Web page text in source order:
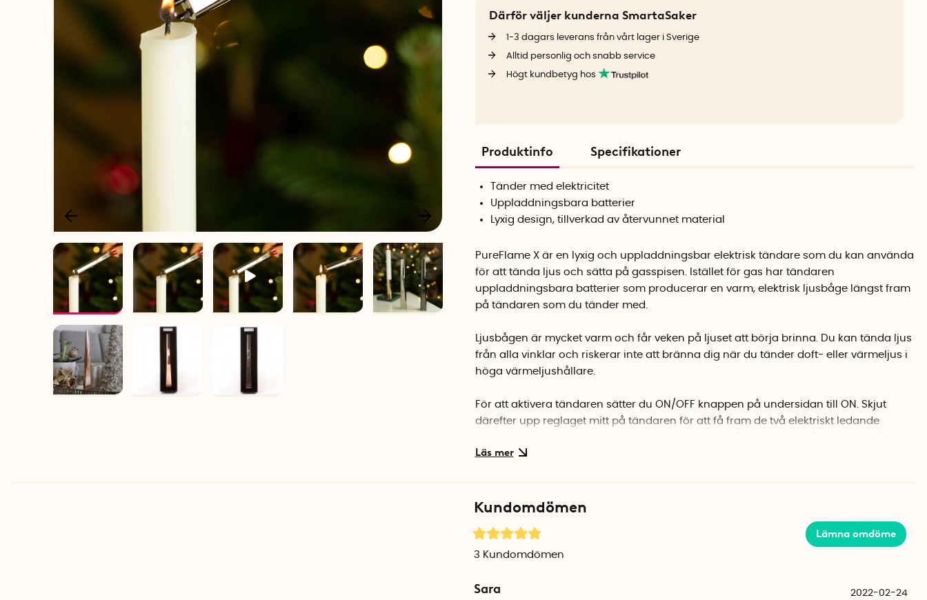
Därför väljer kunderna SmartaSaker
1-3 dagars leverans från vårt lager i Sverige
Alltid personlig och snabb service
Högt kundbetyg hos
Produktinfo Specifikationer
Tänder med elektricitet
Uppladdningsbara batterier
Lyxig design, tillverkad av återvunnet material
PureFlame X är en lyxig och uppladdningsbar elektrisk tändare som du kan använda
för att tända ljus och sätta på gasspisen. Istället för gas har tändaren
uppladdningsbara batterier som producerar en varm, elektrisk ljusbåge längst fram
på tändaren som du tänder med.
Ljusbågen är mycket varm och får veken på ljuset att börja brinna. Du kan tända ljus
från alla vinklar och riskerar inte att bränna dig när du tänder doft- eller värmeljus i
höga värmeljushållare.
För att aktivera tändaren sätter du ON/OFF knappen på undersidan till ON. Skjut
därefter upp reglaget mitt på tändaren för att få fram de två elektriskt ledande
reglaget framskjutet och slocknar automatiskt efter 7 sekunders användning.
vara svårtänd om den redan brunnit ut. Doppa dock inte ner ljusbågen i stearinet då
En fulladdad tändare kan användas ca 50-60 gånger innan tändaren behöver
uttag. Du kan även använda en USB-adapter (köps separat) och ladda tändaren i
Kundomdömen
Lämna omdöme
3 Kundomdömen
Sara 2022-02-24